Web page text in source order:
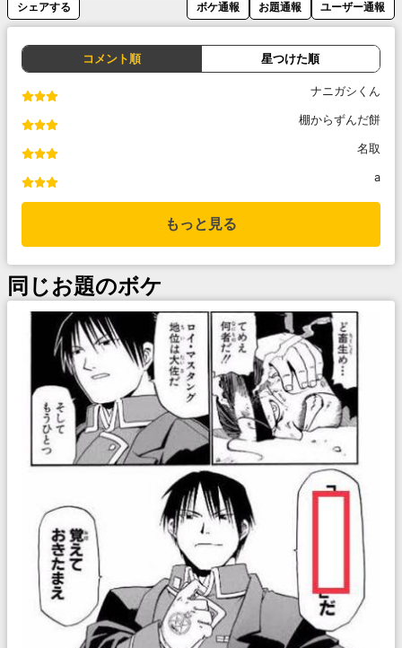
シェアする ボケ通報 お題通報 ユーザー通報
コメント順 星つけた順
ナニガシくん
棚からずんだ餅
名取
a
もっと見る
同じお題のボケ